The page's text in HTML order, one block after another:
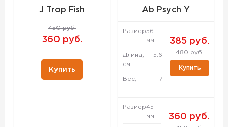
J Trop Fish
450 руб.
360 руб.
Купить
Ab Psych Y
Размер56
мм
Длина,
см
5.6
Вес, г 7
385 руб.
480 руб.
Купить
Размер45
мм
360 руб.